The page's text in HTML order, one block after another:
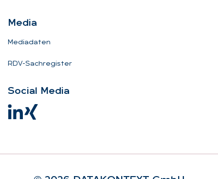
Me­dia
Mediadaten
RDV-Sachregister
So­ci­al Me­dia